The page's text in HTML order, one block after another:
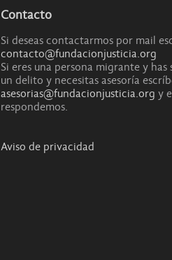
Contacto
Si deseas contactarmos por mail
contacto@fundacionjusticia.org
Si eres una persona migrante y
un delito y necesitas asesoría
asesorias@fundacionjusticia.org y
respondemos.
Aviso de privacidad